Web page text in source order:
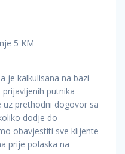
5 KM
je kalkulisana na bazi
putnika
prethodni dogovor sa
dodje do
obavjestiti sve klijente
prije polaska na